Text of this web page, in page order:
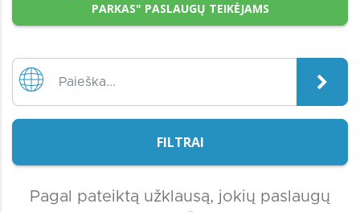
PARKAS" PASLAUGŲ TEIKĖJAMS
FILTRAI
Pagal pateiktą užklausą, jokių paslaugų